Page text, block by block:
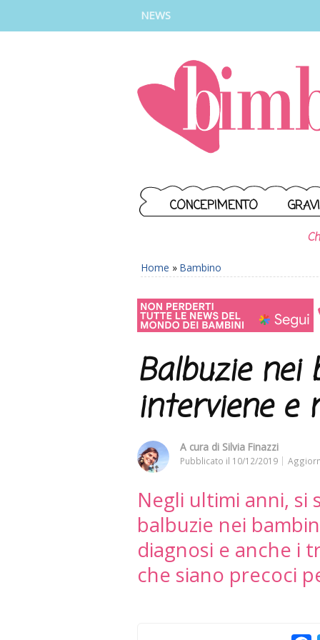
NEWS
CONCEPIMENTO
Home » Bambino
Balbuzie
interviene e
A cura di Silvia Finazzi
Pubblicato il 10/12/2019
Negli ultimi anni, si
balbuzie nei
diagnosi e anche i
che siano precoci